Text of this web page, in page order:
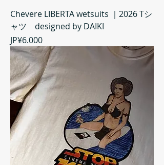
Chevere LIBERTA wetsuits ｜2026 Tシ
ャツ designed by DAIKI
Harga
JP¥6.000